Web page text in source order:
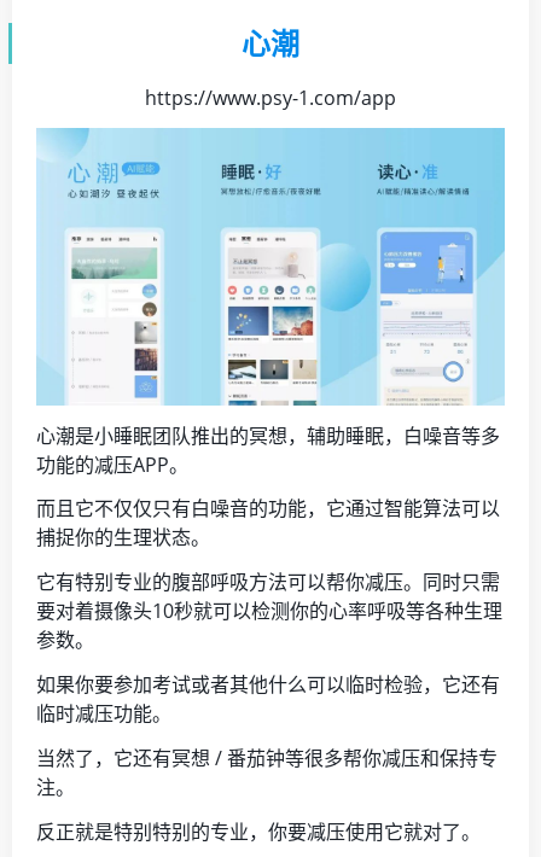
心潮
https://www.psy-1.com/app
心潮是小睡眠团队推出的冥想，辅助睡眠，白噪音等多
功能的减压APP。
而且它不仅仅只有白噪音的功能，它通过智能算法可以
捕捉你的生理状态。
它有特别专业的腹部呼吸方法可以帮你减压。同时只需
要对着摄像头10秒就可以检测你的心率呼吸等各种生理
参数。
如果你要参加考试或者其他什么可以临时检验，它还有
临时减压功能。
当然了，它还有冥想 / 番茄钟等很多帮你减压和保持专
注。
反正就是特别特别的专业，你要减压使用它就对了。